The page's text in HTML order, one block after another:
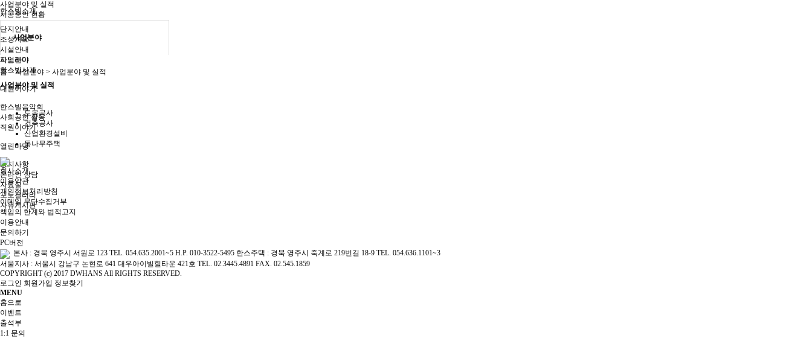
한스빌소개
단지안내
조성개요
시설안내
파노라마
한스빌사계
대원이야기
한스빌음악회
사회공헌 활동
직원이야기
열린마당
공지사항
온라인 상담
자료실
포토갤러리
자유게시판
사업분야 및 실적
시공중인 현황
사업분야
사업분야
홈 > 사업분야 > 사업분야 및 실적
사업분야 및 실적
토목공사
건축공사
산업환경설비
통나무주택
회사소개
이용약관
개인정보처리방침
이메일 무단수집거부
책임의 한계와 법적고지
이용안내
문의하기
PC버전
본사 : 경북 영주시 서원로 123 TEL. 054.635.2001~5 H.P. 010-3522-5495 한스주택 : 경북 영주시 죽계로 219번길 18-9 TEL. 054.636.1101~3
서울지사 : 서울시 강남구 논현로 641 대우아이빌힐타운 421호 TEL. 02.3445.4891 FAX. 02.545.1859
COPYRIGHT (c) 2017 DWHANS All RIGHTS RESERVED.
로그인 회원가입 정보찾기
MENU
홈으로
이벤트
출석부
1:1 문의